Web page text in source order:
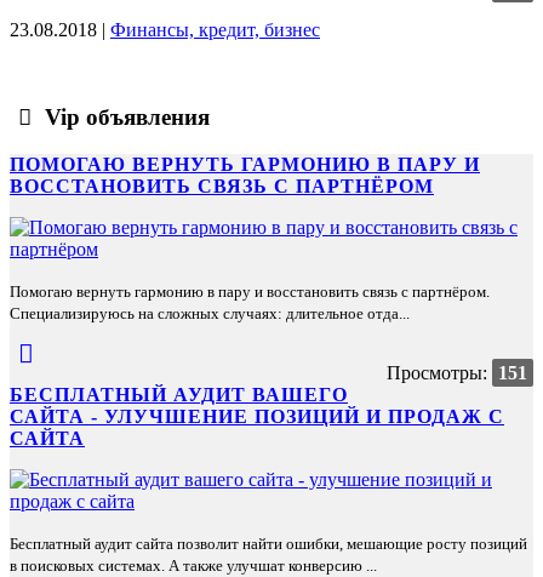
23.08.2018 | Финансы, кредит, бизнес
Vip объявления
ПОМОГАЮ ВЕРНУТЬ ГАРМОНИЮ В ПАРУ И
ВОССТАНОВИТЬ СВЯЗЬ С ПАРТНЁРОМ
Помогаю вернуть гармонию в пару и восстановить связь с партнёром.
Специализируюсь на сложных случаях: длительное отда...
Просмотры:
151
БЕСПЛАТНЫЙ АУДИТ ВАШЕГО
САЙТА - УЛУЧШЕНИЕ ПОЗИЦИЙ И ПРОДАЖ С
САЙТА
Бесплатный аудит сайта позволит найти ошибки, мешающие росту позиций
в поисковых системах. А также улучшат конверсию ...